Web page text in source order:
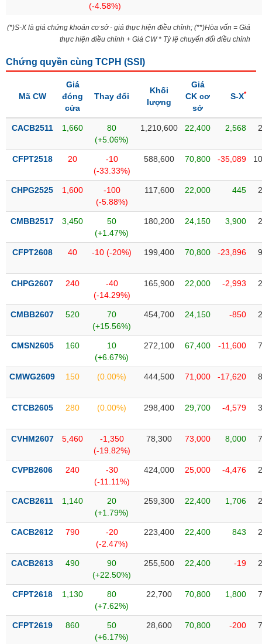
Tâm
thị
trường
(-4.58%)
(*)S-X là giá chứng khoán cơ sở - giá thực hiện điều chỉnh; (**)Hòa vốn = Giá
thực hiện điều chỉnh + Giá CW * Tỷ lệ chuyển đổi điều chỉnh
Chứng quyền cùng TCPH (SSI )
Mã CW
Giá
đóng
cửa
Thay đổi
Khối
lượng
Giá
CK cơ
sở
S-X*
CACB2511 1,660
80
(+5.06%)
1,210,600 22,400 2,568
CFPT2518 20
-10
(-33.33%)
588,600 70,800 -35,089
CHPG2525 1,600
-100
(-5.88%)
117,600 22,000 445
CMBB2517 3,450
50
(+1.47%)
180,200 24,150 3,900
CFPT2608 40 -10 (-20%) 199,400 70,800 -23,896
CHPG2607 240
-40
(-14.29%)
165,900 22,000 -2,993
CMBB2607 520
70
(+15.56%)
454,700 24,150 -850
CMSN2605 160
10
(+6.67%)
272,100 67,400 -11,600
CMWG2609 150 (0.00%) 444,500 71,000 -17,620
CTCB2605 280 (0.00%) 298,400 29,700 -4,579
CVHM2607 5,460
-1,350
(-19.82%)
78,300 73,000 8,000
CVPB2606 240
-30
(-11.11%)
424,000 25,000 -4,476
CACB2611 1,140
20
(+1.79%)
259,300 22,400 1,706
CACB2612 790
-20
(-2.47%)
223,400 22,400 843
CACB2613 490
90
(+22.50%)
255,500 22,400 -19
CFPT2618 1,130
80
(+7.62%)
22,700 70,800 1,800
CFPT2619 860
50
(+6.17%)
28,600 70,800 -200
DÙNG
KHÔNG
YẾU
TIÊU
THIẾT
YẾU
CHĂM
SỨC
TÀI
TIN
VỤ
THÔNG
TIỆN
ÍCH